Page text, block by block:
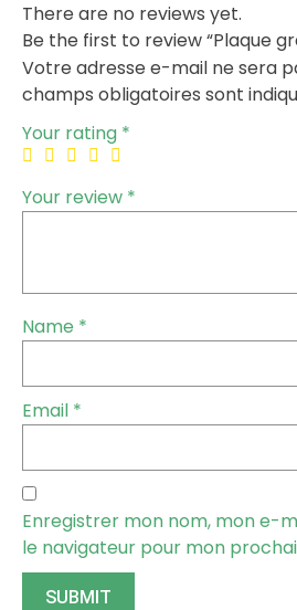
There are no reviews yet.
Be the first to review “Plaque
Votre adresse e-mail ne sera
champs obligatoires sont
Your rating *
Your review *
Name *
Email *
Enregistrer mon nom, mon e-
le navigateur pour mon